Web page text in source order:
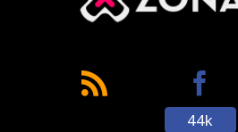
44k